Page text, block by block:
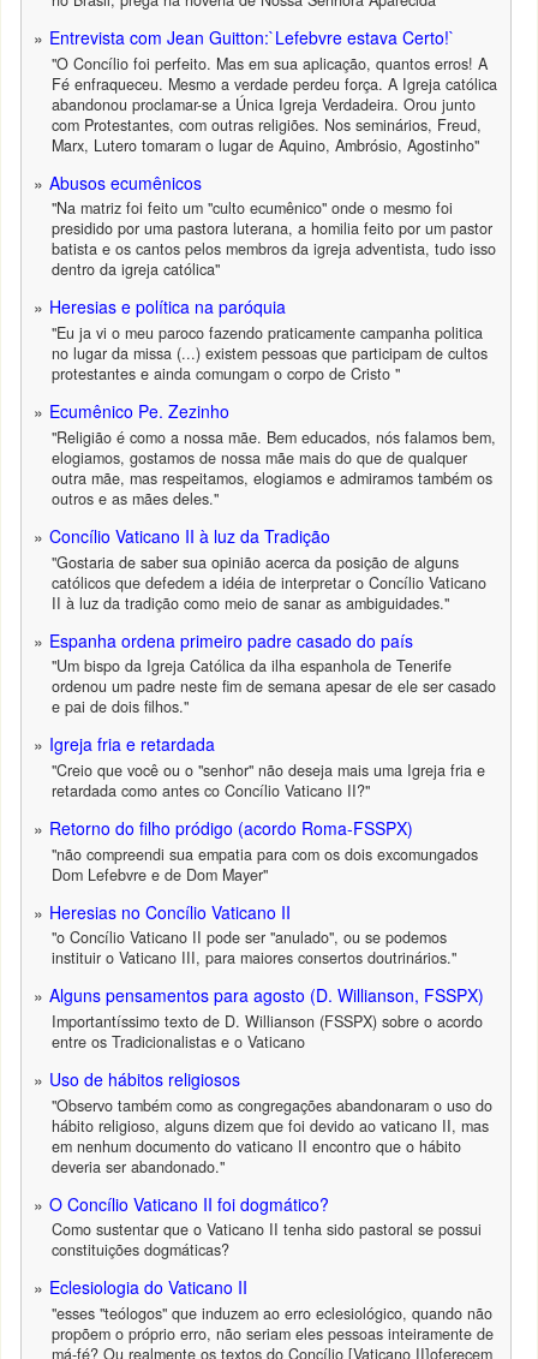
Entrevista com Jean Guitton:`Lefebvre estava Certo!`
"O Concílio foi perfeito. Mas em sua aplicação, quantos erros! A
Fé enfraqueceu. Mesmo a verdade perdeu força. A Igreja católica
abandonou proclamar-se a Única Igreja Verdadeira. Orou junto
com Protestantes, com outras religiões. Nos seminários, Freud,
Marx, Lutero tomaram o lugar de Aquino, Ambrósio, Agostinho"
Abusos ecumênicos
"Na matriz foi feito um "culto ecumênico" onde o mesmo foi
presidido por uma pastora luterana, a homilia feito por um pastor
batista e os cantos pelos membros da igreja adventista, tudo isso
dentro da igreja católica"
Heresias e política na paróquia
"Eu ja vi o meu paroco fazendo praticamente campanha politica
no lugar da missa (...) existem pessoas que participam de cultos
protestantes e ainda comungam o corpo de Cristo "
Ecumênico Pe. Zezinho
"Religião é como a nossa mãe. Bem educados, nós falamos bem,
elogiamos, gostamos de nossa mãe mais do que de qualquer
outra mãe, mas respeitamos, elogiamos e admiramos também os
outros e as mães deles."
Concílio Vaticano II à luz da Tradição
"Gostaria de saber sua opinião acerca da posição de alguns
católicos que defedem a idéia de interpretar o Concílio Vaticano
II à luz da tradição como meio de sanar as ambiguidades."
Espanha ordena primeiro padre casado do país
"Um bispo da Igreja Católica da ilha espanhola de Tenerife
ordenou um padre neste fim de semana apesar de ele ser casado
e pai de dois filhos."
Igreja fria e retardada
"Creio que você ou o "senhor" não deseja mais uma Igreja fria e
retardada como antes co Concílio Vaticano II?"
Retorno do filho pródigo (acordo Roma-FSSPX)
"não compreendi sua empatia para com os dois excomungados
Dom Lefebvre e de Dom Mayer"
Heresias no Concílio Vaticano II
"o Concílio Vaticano II pode ser "anulado", ou se podemos
instituir o Vaticano III, para maiores consertos doutrinários."
Alguns pensamentos para agosto (D. Willianson, FSSPX)
Importantíssimo texto de D. Willianson (FSSPX) sobre o acordo
entre os Tradicionalistas e o Vaticano
Uso de hábitos religiosos
"Observo também como as congregações abandonaram o uso do
hábito religioso, alguns dizem que foi devido ao vaticano II, mas
em nenhum documento do vaticano II encontro que o hábito
deveria ser abandonado."
O Concílio Vaticano II foi dogmático?
Como sustentar que o Vaticano II tenha sido pastoral se possui
constituições dogmáticas?
Eclesiologia do Vaticano II
"esses "teólogos" que induzem ao erro eclesiológico, quando não
propõem o próprio erro, não seriam eles pessoas inteiramente de
má-fé? Ou realmente os textos do Concílio [Vaticano II]oferecem